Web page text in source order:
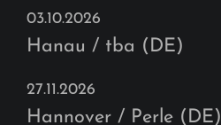
03.10.2026
Hanau / tba (DE)
27.11.2026
Hannover / Perle (DE)